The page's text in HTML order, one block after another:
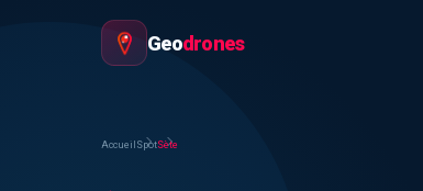
Geodrones
Accueil SpotSète